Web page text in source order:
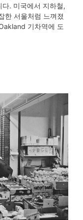
. 미국에서 지하철,
한 서울처럼 느껴졌
기차역에 도